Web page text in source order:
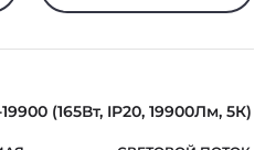
(165Вт, IP20, 19900Лм, 5К)